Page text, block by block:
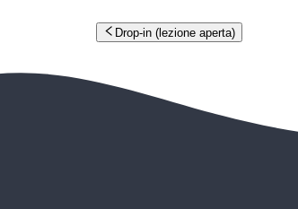
Drop-in (lezione aperta)